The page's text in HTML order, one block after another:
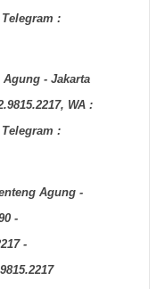
Telegram :
Agung - Jakarta
WA :
Telegram :
Agung -
-
-